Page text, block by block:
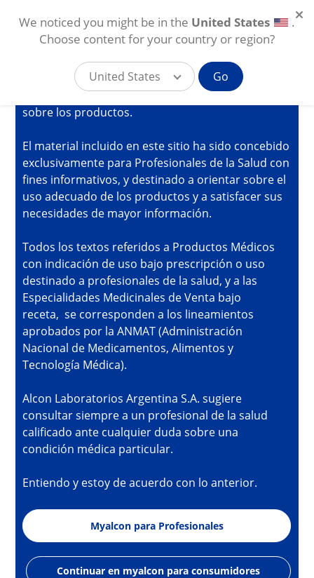
IMPORTANTE
Usted está ingresando al sitio exclusivo de
Myalcon para el profesional de la salud visual, en
donde se incluye información de caracter técnico
sobre los productos.
El material incluido en este sitio ha sido concebido
exclusivamente para Profesionales de la Salud con
fines informativos, y destinado a orientar sobre el
uso adecuado de los productos y a satisfacer sus
necesidades de mayor información.
Todos los textos referidos a Productos Médicos
con indicación de uso bajo prescripción o uso
destinado a profesionales de la salud, y a las
Especialidades Medicinales de Venta bajo
receta, se corresponden a los lineamientos
aprobados por la ANMAT (Administración
Nacional de Medicamentos, Alimentos y
Tecnología Médica).
Alcon Laboratorios Argentina S.A. sugiere
consultar siempre a un profesional de la salud
calificado ante cualquier duda sobre una
condición médica particular.
Entiendo y estoy de acuerdo con lo anterior.
Myalcon para Profesionales
Continuar en myalcon para consumidores
Pasar al contenido principal
We noticed you might be in the United States
.
Choose content for your country or region?
United States Go